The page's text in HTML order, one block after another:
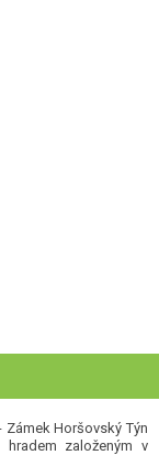
Zámek Horšovský Týn
založeným v